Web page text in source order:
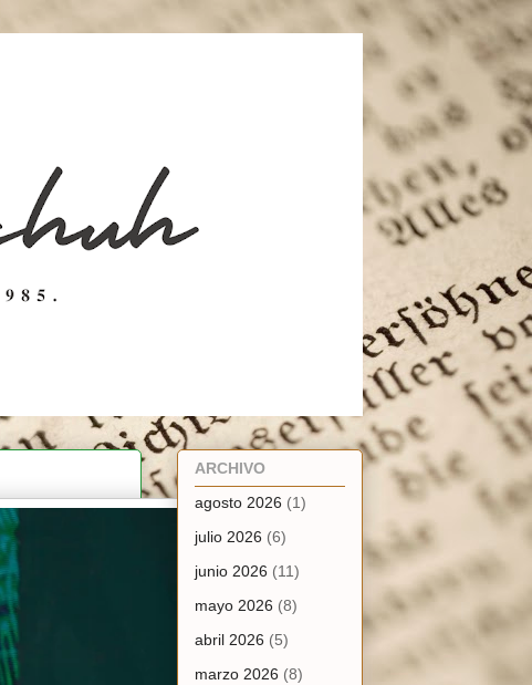
ARCHIVO
agosto 2026 (1)
julio 2026 (6)
junio 2026 (11)
mayo 2026 (8)
abril 2026 (5)
marzo 2026 (8)